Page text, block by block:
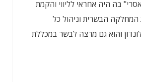
בה היה אחראי לליווי והקמת
הבשרית וניהול כל
והוא גם מרצה לבשר במכללת